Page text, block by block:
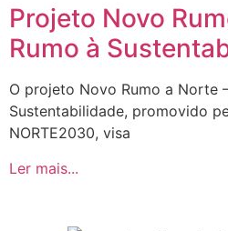
Projeto Novo
Rumo à
O projeto Novo Rumo a Norte
Sustentabilidade, promovido
NORTE2030, visa
Ler mais...